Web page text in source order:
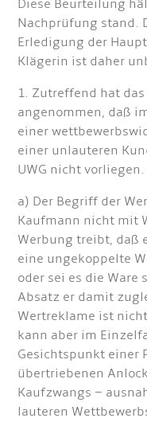
Diese Beurteilung
Nachprüfung stand.
Erledigung der
Klägerin ist daher
1. Zutreffend hat
angenommen, daß
einer
einer unlauteren
UWG nicht vorliegen.
a) Der Begriff der
Kaufmann nicht mit
Werbung treibt, daß
eine ungekoppelte
oder sei es die
Absatz er damit
Wertreklame ist
kann aber im
Gesichtspunkt einer
übertriebenen
Kaufzwangs –
lauteren